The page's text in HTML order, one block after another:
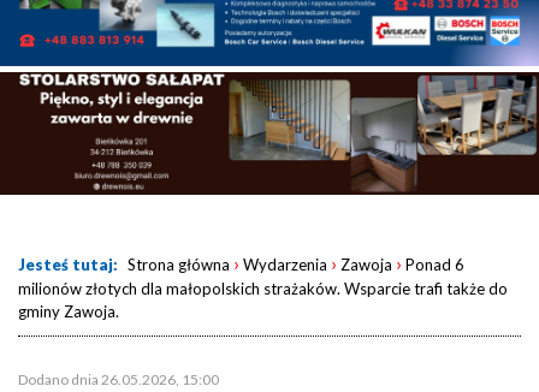
Jesteś tutaj: Strona główna › Wydarzenia › Zawoja › Ponad 6
milionów złotych dla małopolskich strażaków. Wsparcie trafi także do
gminy Zawoja.
Dodano dnia 26.05.2026, 15:00